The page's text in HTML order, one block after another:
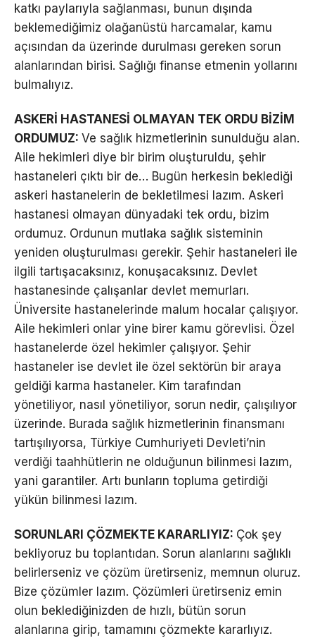
katkı paylarıyla sağlanması, bunun dışında
beklemediğimiz olağanüstü harcamalar, kamu
açısından da üzerinde durulması gereken sorun
alanlarından birisi. Sağlığı finanse etmenin yollarını
bulmalıyız.
ASKERİ HASTANESİ OLMAYAN TEK ORDU BİZİM
ORDUMUZ: Ve sağlık hizmetlerinin sunulduğu alan.
Aile hekimleri diye bir birim oluşturuldu, şehir
hastaneleri çıktı bir de… Bugün herkesin beklediği
askeri hastanelerin de bekletilmesi lazım. Askeri
hastanesi olmayan dünyadaki tek ordu, bizim
ordumuz. Ordunun mutlaka sağlık sisteminin
yeniden oluşturulması gerekir. Şehir hastaneleri ile
ilgili tartışacaksınız, konuşacaksınız. Devlet
hastanesinde çalışanlar devlet memurları.
Üniversite hastanelerinde malum hocalar çalışıyor.
Aile hekimleri onlar yine birer kamu görevlisi. Özel
hastanelerde özel hekimler çalışıyor. Şehir
hastaneler ise devlet ile özel sektörün bir araya
geldiği karma hastaneler. Kim tarafından
yönetiliyor, nasıl yönetiliyor, sorun nedir, çalışılıyor
üzerinde. Burada sağlık hizmetlerinin finansmanı
tartışılıyorsa, Türkiye Cumhuriyeti Devleti’nin
verdiği taahhütlerin ne olduğunun bilinmesi lazım,
yani garantiler. Artı bunların topluma getirdiği
yükün bilinmesi lazım.
SORUNLARI ÇÖZMEKTE KARARLIYIZ: Çok şey
bekliyoruz bu toplantıdan. Sorun alanlarını sağlıklı
belirlerseniz ve çözüm üretirseniz, memnun oluruz.
Bize çözümler lazım. Çözümleri üretirseniz emin
olun beklediğinizden de hızlı, bütün sorun
alanlarına girip, tamamını çözmekte kararlıyız.